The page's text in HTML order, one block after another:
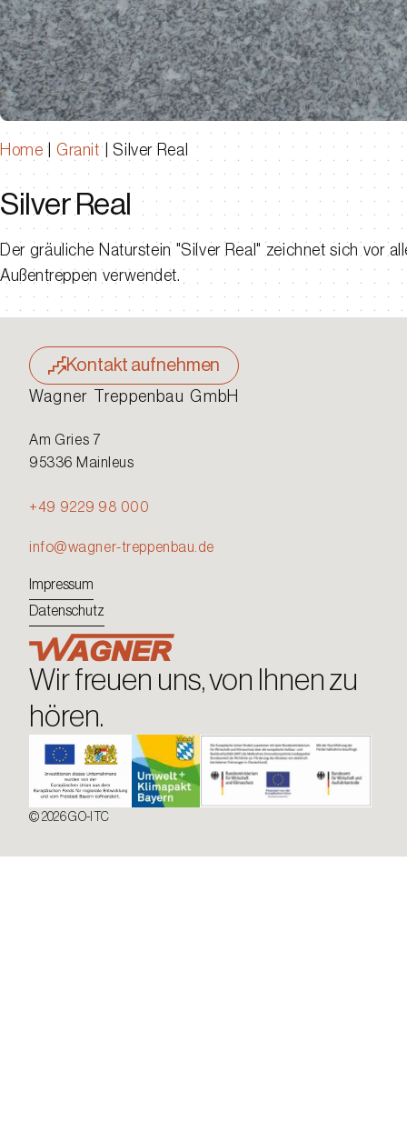
Home |Granit|Silver Real
Silver Real
Der gräuliche Naturstein "Silver Real" zeichnet sich vor
Außentreppen verwendet.
Wir freuen uns, von Ihnen zu
hören.
© 2026 GO-ITC
Kontakt aufnehmen
Wagner Treppenbau GmbH
Am Gries 7
95336 Mainleus
+49 9229 98 000
info@wagner-treppenbau.de
Impressum
Datenschutz